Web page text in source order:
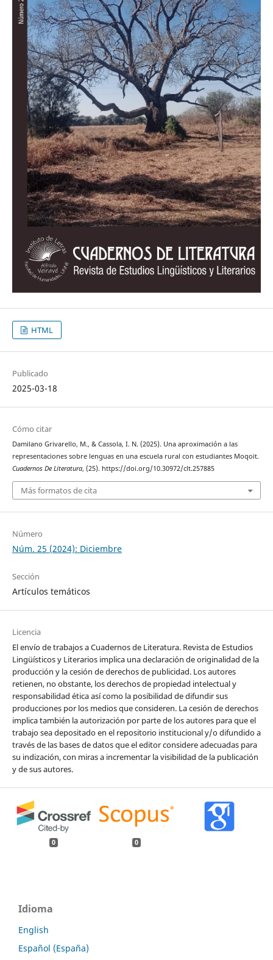
HTML
Publicado
2025-03-18
Cómo citar
Damilano Grivarello, M., & Cassola, I. N. (2025). Una aproximación a las
representaciones sobre lenguas en una escuela rural con estudiantes Moqoit.
Cuadernos De Literatura, (25). https://doi.org/10.30972/clt.257885
Más formatos de cita
Número
Núm. 25 (2024): Diciembre
Sección
Artículos temáticos
Licencia
El envío de trabajos a Cuadernos de Literatura. Revista de Estudios
Lingüísticos y Literarios implica una declaración de originalidad de la
producción y la cesión de derechos de publicidad. Los autores
retienen, no obstante, los derechos de propiedad intelectual y
responsabilidad ética así como la posibilidad de difundir sus
producciones por los medios que consideren. La cesión de derechos
implica también la autorización por parte de los autores para que el
trabajo sea depositado en el repositorio institucional y/o difundido a
través de las bases de datos que el editor considere adecuadas para
su indización, con miras a incrementar la visibilidad de la publicación
y de sus autores.
0 0
Idioma
English
Español (España)